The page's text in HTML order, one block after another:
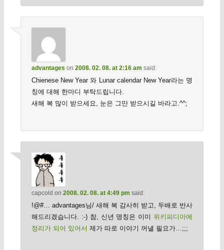
advantages on 2008. 02. 08. at 2:16 am said:
Chienese New Year 와 Lunar calendar New Year라는 명
칭에 대해 한마디 부탁드립니다.
새해 복 많이 받으세요, 눈은 그만 받으시길 바라고.^^;
capcold on 2008. 02. 08. at 4:49 pm said:
!@#… advantages님/ 새해 복 감사히 받고, 두배로 반사
해드리겠습니다. :-) 참, 신년 명칭은 이미 위키피디아에
정리가 되어 있어서 제가 따로 이야기 꺼낼 필요가…;;;